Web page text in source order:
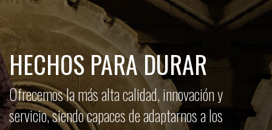
HECHOS PARA DURAR
Ofrecemos la más alta calidad, innovación y
servicio, siendo capaces de adaptarnos a los